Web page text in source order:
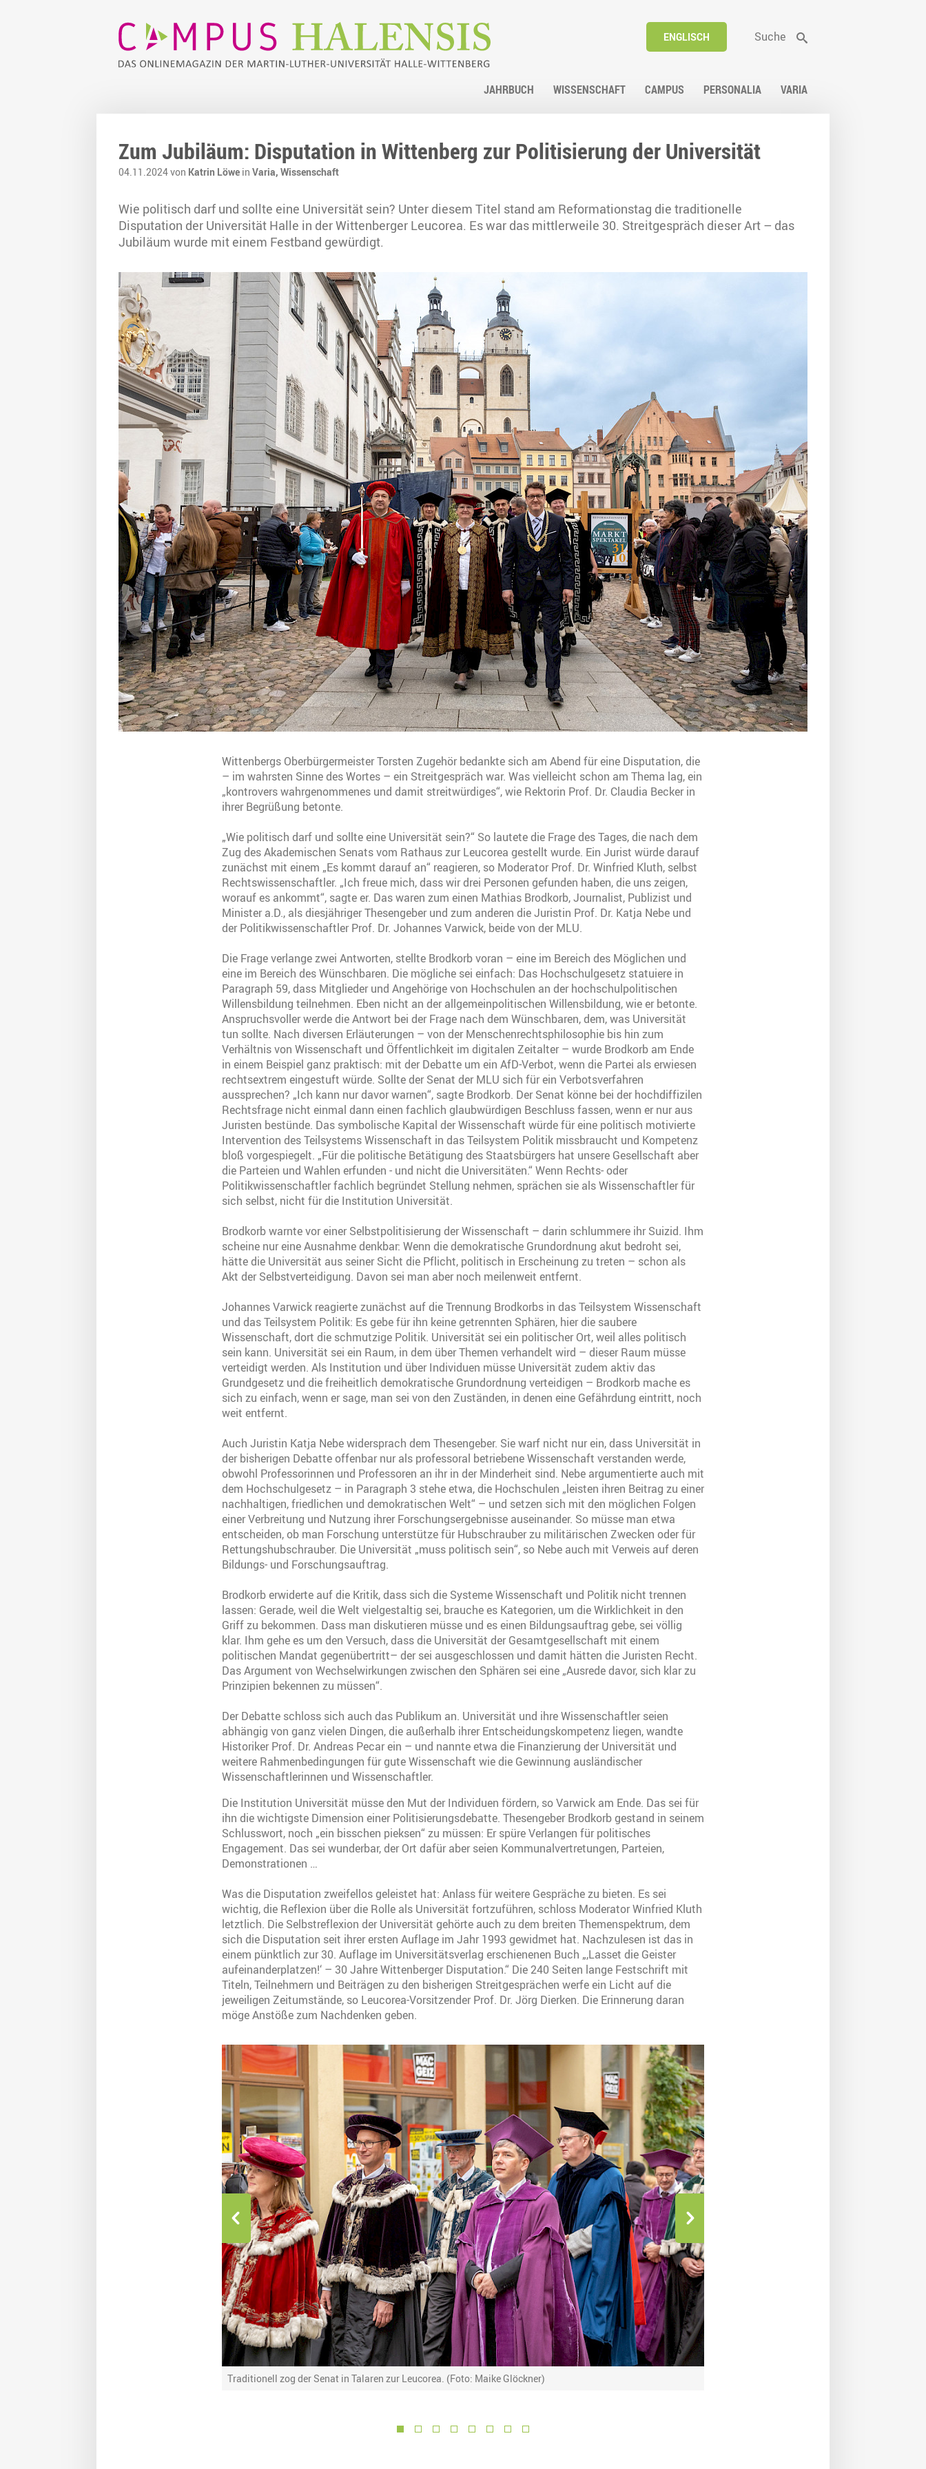
ENGLISCH Suche
JAHRBUCH WISSENSCHAFT CAMPUS PERSONALIA VARIA
Zum Jubiläum: Disputation in Wittenberg zur Politisierung der Universität
04.11.2024 von Katrin Löwe in Varia, Wissenschaft
Wie politisch darf und sollte eine Universität sein? Unter diesem Titel stand am Reformationstag die traditionelle
Disputation der Universität Halle in der Wittenberger Leucorea. Es war das mittlerweile 30. Streitgespräch dieser Art – das
Jubiläum wurde mit einem Festband gewürdigt.
Wittenbergs Oberbürgermeister Torsten Zugehör bedankte sich am Abend für eine Disputation, die
– im wahrsten Sinne des Wortes – ein Streitgespräch war. Was vielleicht schon am Thema lag, ein
„kontrovers wahrgenommenes und damit streitwürdiges“, wie Rektorin Prof. Dr. Claudia Becker in
ihrer Begrüßung betonte.
„Wie politisch darf und sollte eine Universität sein?“ So lautete die Frage des Tages, die nach dem
Zug des Akademischen Senats vom Rathaus zur Leucorea gestellt wurde. Ein Jurist würde darauf
zunächst mit einem „Es kommt darauf an“ reagieren, so Moderator Prof. Dr. Winfried Kluth, selbst
Rechtswissenschaftler. „Ich freue mich, dass wir drei Personen gefunden haben, die uns zeigen,
worauf es ankommt“, sagte er. Das waren zum einen Mathias Brodkorb, Journalist, Publizist und
Minister a.D., als diesjähriger Thesengeber und zum anderen die Juristin Prof. Dr. Katja Nebe und
der Politikwissenschaftler Prof. Dr. Johannes Varwick, beide von der MLU.
Die Frage verlange zwei Antworten, stellte Brodkorb voran – eine im Bereich des Möglichen und
eine im Bereich des Wünschbaren. Die mögliche sei einfach: Das Hochschulgesetz statuiere in
Paragraph 59, dass Mitglieder und Angehörige von Hochschulen an der hochschulpolitischen
Willensbildung teilnehmen. Eben nicht an der allgemeinpolitischen Willensbildung, wie er betonte.
Anspruchsvoller werde die Antwort bei der Frage nach dem Wünschbaren, dem, was Universität
tun sollte. Nach diversen Erläuterungen – von der Menschenrechtsphilosophie bis hin zum
Verhältnis von Wissenschaft und Öffentlichkeit im digitalen Zeitalter – wurde Brodkorb am Ende
in einem Beispiel ganz praktisch: mit der Debatte um ein AfD-Verbot, wenn die Partei als erwiesen
rechtsextrem eingestuft würde. Sollte der Senat der MLU sich für ein Verbotsverfahren
aussprechen? „Ich kann nur davor warnen“, sagte Brodkorb. Der Senat könne bei der hochdiffizilen
Rechtsfrage nicht einmal dann einen fachlich glaubwürdigen Beschluss fassen, wenn er nur aus
Juristen bestünde. Das symbolische Kapital der Wissenschaft würde für eine politisch motivierte
Intervention des Teilsystems Wissenschaft in das Teilsystem Politik missbraucht und Kompetenz
bloß vorgespiegelt. „Für die politische Betätigung des Staatsbürgers hat unsere Gesellschaft aber
die Parteien und Wahlen erfunden - und nicht die Universitäten.“ Wenn Rechts- oder
Politikwissenschaftler fachlich begründet Stellung nehmen, sprächen sie als Wissenschaftler für
sich selbst, nicht für die Institution Universität.
Brodkorb warnte vor einer Selbstpolitisierung der Wissenschaft – darin schlummere ihr Suizid. Ihm
scheine nur eine Ausnahme denkbar: Wenn die demokratische Grundordnung akut bedroht sei,
hätte die Universität aus seiner Sicht die Pflicht, politisch in Erscheinung zu treten – schon als
Akt der Selbstverteidigung. Davon sei man aber noch meilenweit entfernt.
Johannes Varwick reagierte zunächst auf die Trennung Brodkorbs in das Teilsystem Wissenschaft
und das Teilsystem Politik: Es gebe für ihn keine getrennten Sphären, hier die saubere
Wissenschaft, dort die schmutzige Politik. Universität sei ein politischer Ort, weil alles politisch
sein kann. Universität sei ein Raum, in dem über Themen verhandelt wird – dieser Raum müsse
verteidigt werden. Als Institution und über Individuen müsse Universität zudem aktiv das
Grundgesetz und die freiheitlich demokratische Grundordnung verteidigen – Brodkorb mache es
sich zu einfach, wenn er sage, man sei von den Zuständen, in denen eine Gefährdung eintritt, noch
weit entfernt.
Auch Juristin Katja Nebe widersprach dem Thesengeber. Sie warf nicht nur ein, dass Universität in
der bisherigen Debatte offenbar nur als professoral betriebene Wissenschaft verstanden werde,
obwohl Professorinnen und Professoren an ihr in der Minderheit sind. Nebe argumentierte auch mit
dem Hochschulgesetz – in Paragraph 3 stehe etwa, die Hochschulen „leisten ihren Beitrag zu einer
nachhaltigen, friedlichen und demokratischen Welt“ – und setzen sich mit den möglichen Folgen
einer Verbreitung und Nutzung ihrer Forschungsergebnisse auseinander. So müsse man etwa
entscheiden, ob man Forschung unterstütze für Hubschrauber zu militärischen Zwecken oder für
Rettungshubschrauber. Die Universität „muss politisch sein“, so Nebe auch mit Verweis auf deren
Bildungs- und Forschungsauftrag.
Brodkorb erwiderte auf die Kritik, dass sich die Systeme Wissenschaft und Politik nicht trennen
lassen: Gerade, weil die Welt vielgestaltig sei, brauche es Kategorien, um die Wirklichkeit in den
Griff zu bekommen. Dass man diskutieren müsse und es einen Bildungsauftrag gebe, sei völlig
klar. Ihm gehe es um den Versuch, dass die Universität der Gesamtgesellschaft mit einem
politischen Mandat gegenübertritt– der sei ausgeschlossen und damit hätten die Juristen Recht.
Das Argument von Wechselwirkungen zwischen den Sphären sei eine „Ausrede davor, sich klar zu
Prinzipien bekennen zu müssen“.
Der Debatte schloss sich auch das Publikum an. Universität und ihre Wissenschaftler seien
abhängig von ganz vielen Dingen, die außerhalb ihrer Entscheidungskompetenz liegen, wandte
Historiker Prof. Dr. Andreas Pecar ein – und nannte etwa die Finanzierung der Universität und
weitere Rahmenbedingungen für gute Wissenschaft wie die Gewinnung ausländischer
Wissenschaftlerinnen und Wissenschaftler.
Die Institution Universität müsse den Mut der Individuen fördern, so Varwick am Ende. Das sei für
ihn die wichtigste Dimension einer Politisierungsdebatte. Thesengeber Brodkorb gestand in seinem
Schlusswort, noch „ein bisschen pieksen“ zu müssen: Er spüre Verlangen für politisches
Engagement. Das sei wunderbar, der Ort dafür aber seien Kommunalvertretungen, Parteien,
Demonstrationen …
Was die Disputation zweifellos geleistet hat: Anlass für weitere Gespräche zu bieten. Es sei
wichtig, die Reflexion über die Rolle als Universität fortzuführen, schloss Moderator Winfried Kluth
letztlich. Die Selbstreflexion der Universität gehörte auch zu dem breiten Themenspektrum, dem
sich die Disputation seit ihrer ersten Auflage im Jahr 1993 gewidmet hat. Nachzulesen ist das in
einem pünktlich zur 30. Auflage im Universitätsverlag erschienenen Buch „,Lasset die Geister
aufeinanderplatzen!‘ – 30 Jahre Wittenberger Disputation.“ Die 240 Seiten lange Festschrift mit
Titeln, Teilnehmern und Beiträgen zu den bisherigen Streitgesprächen werfe ein Licht auf die
jeweiligen Zeitumstände, so Leucorea-Vorsitzender Prof. Dr. Jörg Dierken. Die Erinnerung daran
möge Anstöße zum Nachdenken geben.
Traditionell zog der Senat in Talaren zur Leucorea. (Foto: Maike Glöckner)